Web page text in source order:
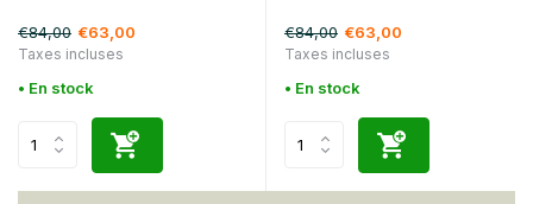
€84,00 €63,00
Taxes incluses
• En stock
€84,00 €63,00
Taxes incluses
• En stock